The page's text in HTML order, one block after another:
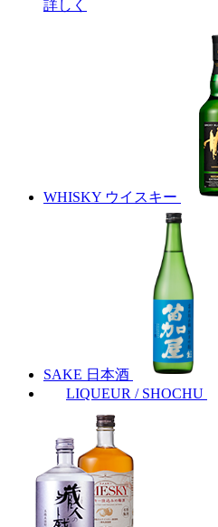
詳しく
WHISKY ウイスキー
SAKE 日本酒
LIQUEUR / SHOCHU